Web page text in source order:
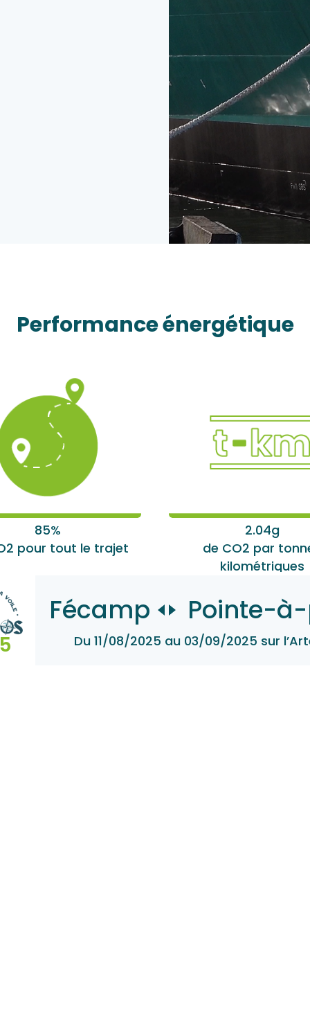
Fécamp Pointe-
Du 11/08/2025 au 03/09/2025 sur
Performance énergétique
85%
pour tout le trajet
2.04g
de CO2 par
kilométriques